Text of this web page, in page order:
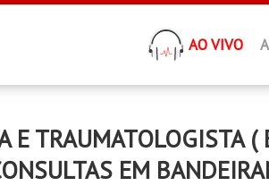
AO VIVO
E TRAUMATOLOGISTA (
EM